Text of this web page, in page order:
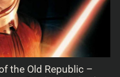
the Old Republic –